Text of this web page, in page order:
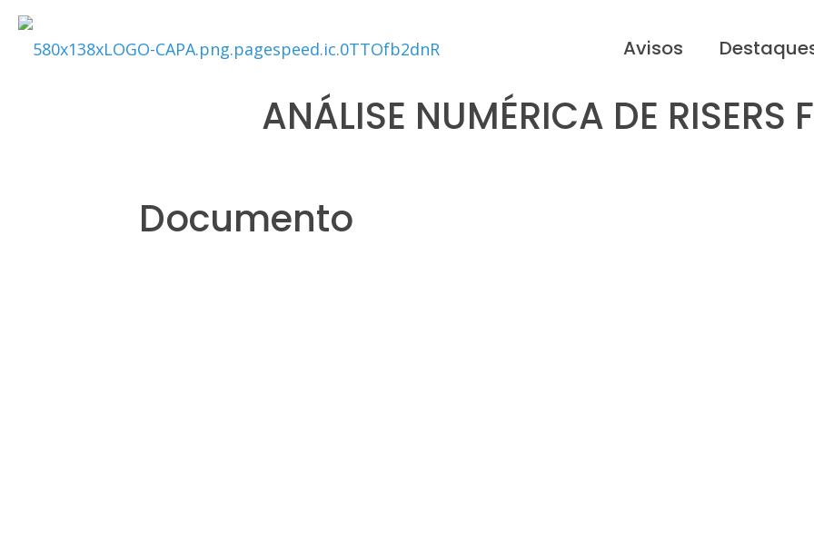
Avisos
ANÁLISE NUMÉRICA DE RISERS
Documento